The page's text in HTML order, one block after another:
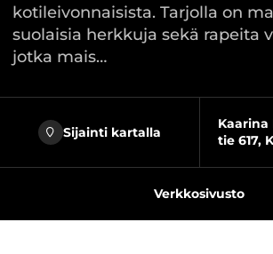
kotileivonnaisista. Tarjolla on
suolaisia herkkuja sekä rapeita
jotka mais…
Sijainti kartalla
tie 617,
Verkkosivusto